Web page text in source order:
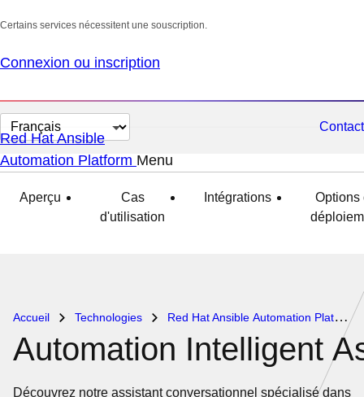
Certains services nécessitent une souscription.
Connexion ou inscription
Changer
la
langue
Contact
Red Hat Ansible
Automation Platform Menu
Aperçu
Cas
d'utilisation
Intégrations
Options
Accueil Technologies Red Hat Ansible Automation Platform
Automation Intelligent
Découvrez notre assistant conversationnel spécialisé dans